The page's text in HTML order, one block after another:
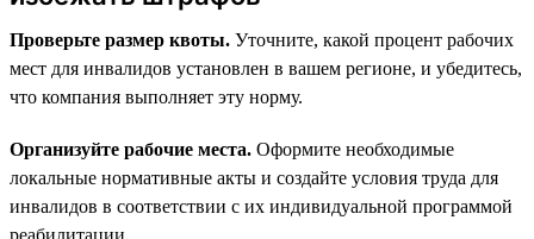
Проверьте размер квоты. Уточните, какой процент рабочих
мест для инвалидов установлен в вашем регионе, и убедитесь,
что компания выполняет эту норму.
Организуйте рабочие места. Оформите необходимые
локальные нормативные акты и создайте условия труда для
инвалидов в соответствии с их индивидуальной программой
реабилитации.